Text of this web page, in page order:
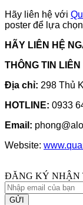
Hãy liên hệ với
poster để lựa
HÃY LIÊN HỆ
THÔNG TIN LIÊN
Địa chỉ: 298 Thủ
HOTLINE: 0933
Email:
Website: www.q
ĐĂNG KÝ NHẬN
GỬI